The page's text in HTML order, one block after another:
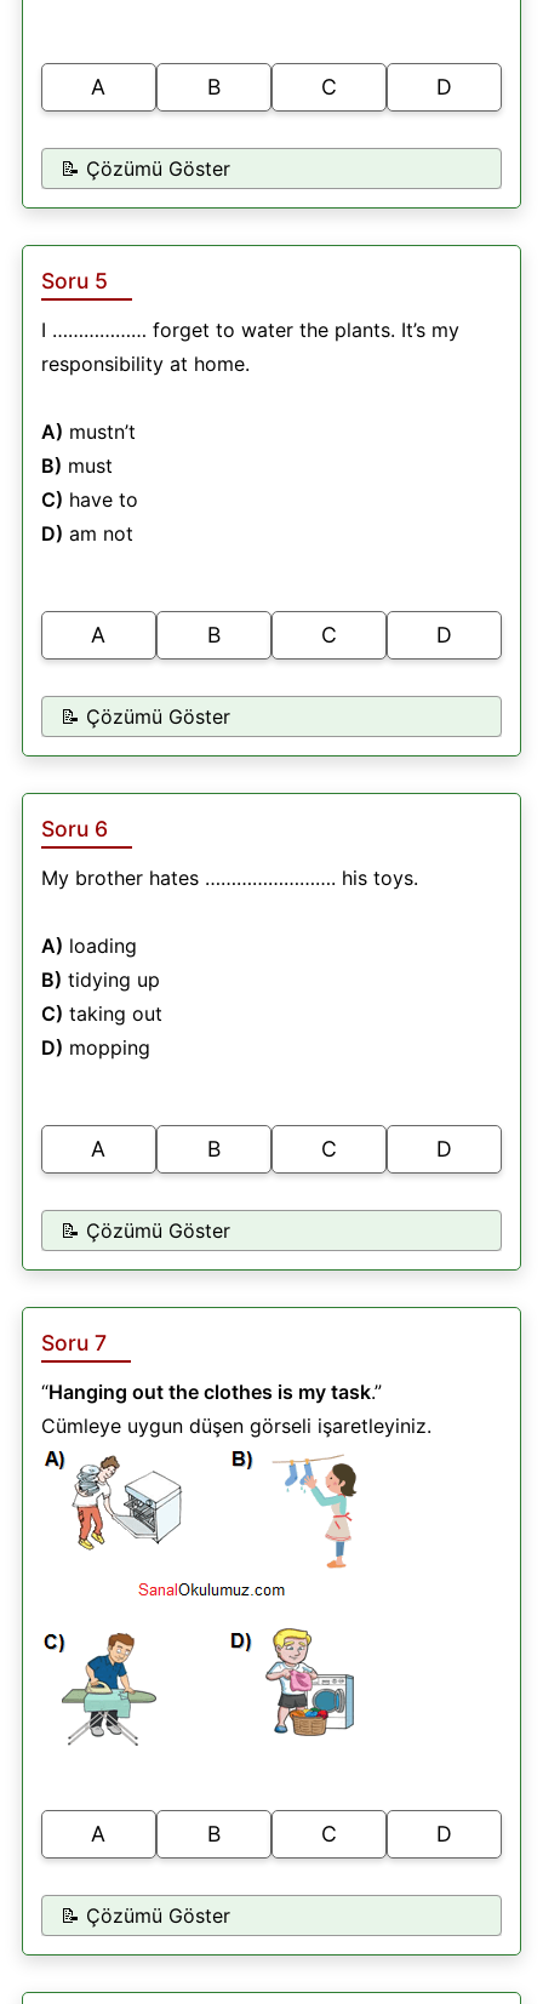
A B C D
📝 Çözümü Göster
Soru 5
I ……………… forget to water the plants. It’s my
responsibility at home.
A) mustn’t
B) must
C) have to
D) am not
A B C D
📝 Çözümü Göster
Soru 6
My brother hates ……………………. his toys.
A) loading
B) tidying up
C) taking out
D) mopping
A B C D
📝 Çözümü Göster
Soru 7
“Hanging out the clothes is my task.”
Cümleye uygun düşen görseli işaretleyiniz.
A B C D
📝 Çözümü Göster